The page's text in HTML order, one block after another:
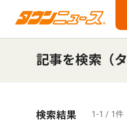
記事を検索（
検索結果 1-1 / 1件